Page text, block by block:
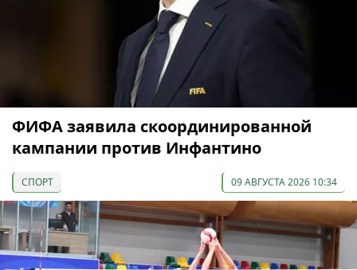
ФИФА заявила скоординированной
кампании против Инфантино
СПОРТ 09 АВГУСТА 2026 10:34